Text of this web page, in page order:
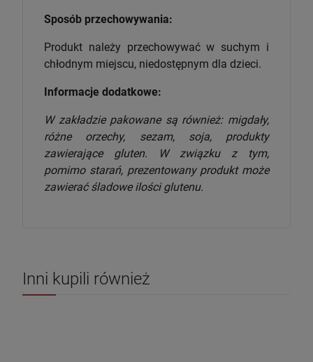
Sposób przechowywania:
Produkt należy przechowywać w suchym i
chłodnym miejscu, niedostępnym dla dzieci.
Informacje dodatkowe:
W zakładzie pakowane są również: migdały,
różne orzechy, sezam, soja, produkty
zawierające gluten. W związku z tym,
pomimo starań, prezentowany produkt może
zawierać śladowe ilości glutenu.
Inni kupili również